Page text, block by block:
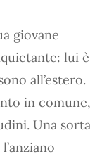
giovane
lui è
all’estero.
in comune,
Una sorta